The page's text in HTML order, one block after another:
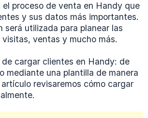
el proceso de venta en Handy que
y sus datos más importantes.
será utilizada para planear las
ventas y mucho más.
cargar clientes en Handy: de
o mediante una plantilla de manera
artículo revisaremos cómo cargar